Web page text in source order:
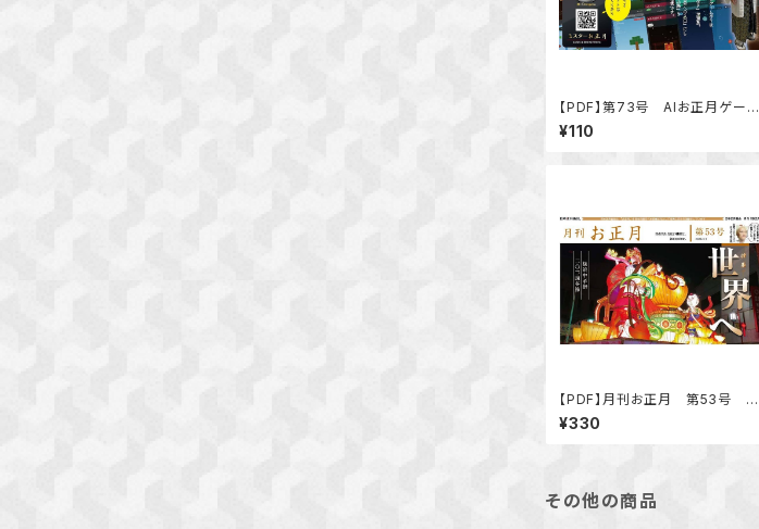
【PDF】第73号 AIお正月ゲーム
開発
¥110
【PDF】月刊お正月 第53号 特
集 世界へ「ＡＩが選んだ世界に
誇る日本のお正月の伝統文化トッ
プ20」
¥330
その他の商品